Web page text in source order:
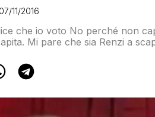
07/11/2016
che io voto No perché non
Mi pare che sia Renzi a